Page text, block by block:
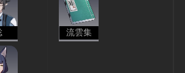
流雲集